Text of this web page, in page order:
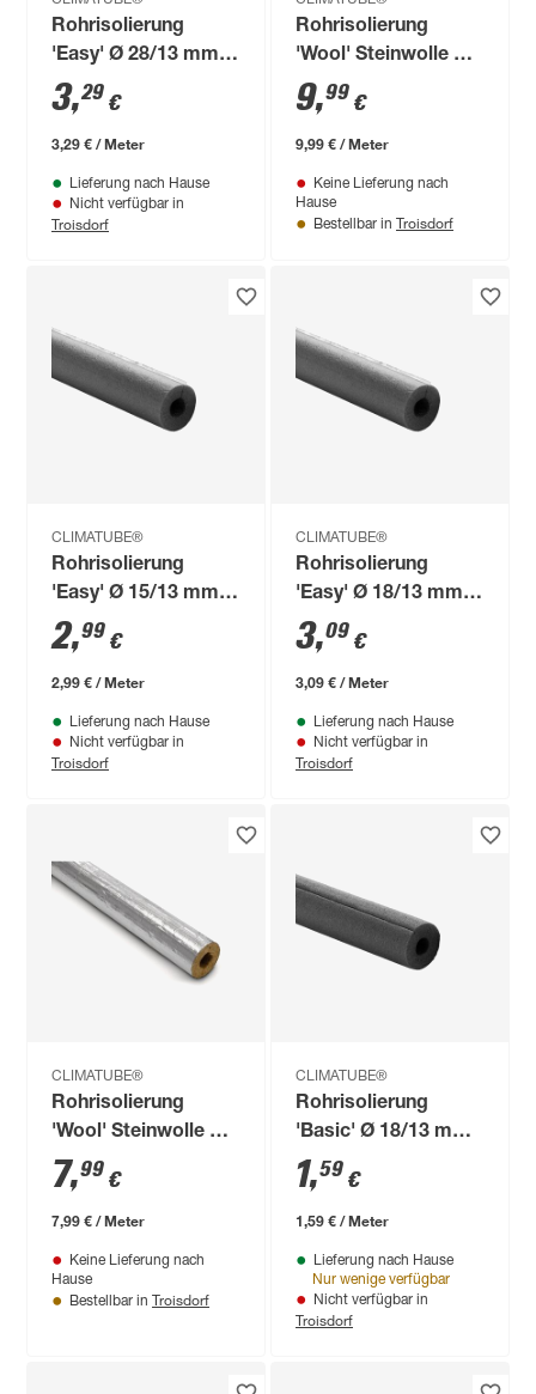
Rohrisolierung
'Easy' Ø 28/13 mm
Dämmstärke
selbstklebend, 1 m
3,29 €
3,29 € / Meter
Lieferung nach Hause
Nicht verfügbar in
Troisdorf
Rohrisolierung
'Wool' Steinwolle Ø
48/20 mm
Dämmstärke
selbstklebend, 1 m
9,99 €
9,99 € / Meter
Keine Lieferung nach
Hause
Bestellbar in Troisdorf
CLIMATUBE®
Rohrisolierung
'Easy' Ø 15/13 mm
Dämmstärke
selbstklebend, 1 m
2,99 €
2,99 € / Meter
Lieferung nach Hause
Nicht verfügbar in
Troisdorf
CLIMATUBE®
Rohrisolierung
'Easy' Ø 18/13 mm
Dämmstärke
selbstklebend, 1 m
3,09 €
3,09 € / Meter
Lieferung nach Hause
Nicht verfügbar in
Troisdorf
CLIMATUBE®
Rohrisolierung
'Wool' Steinwolle Ø
42/20 mm
Dämmstärke
selbstklebend, 1 m
7,99 €
7,99 € / Meter
Keine Lieferung nach
Hause
Bestellbar in Troisdorf
CLIMATUBE®
Rohrisolierung
'Basic' Ø 18/13 mm
Dämmstärke
vorgeschlitzt, 1 m
1,59 €
1,59 € / Meter
Lieferung nach Hause
Nur wenige verfügbar
Nicht verfügbar in
Troisdorf